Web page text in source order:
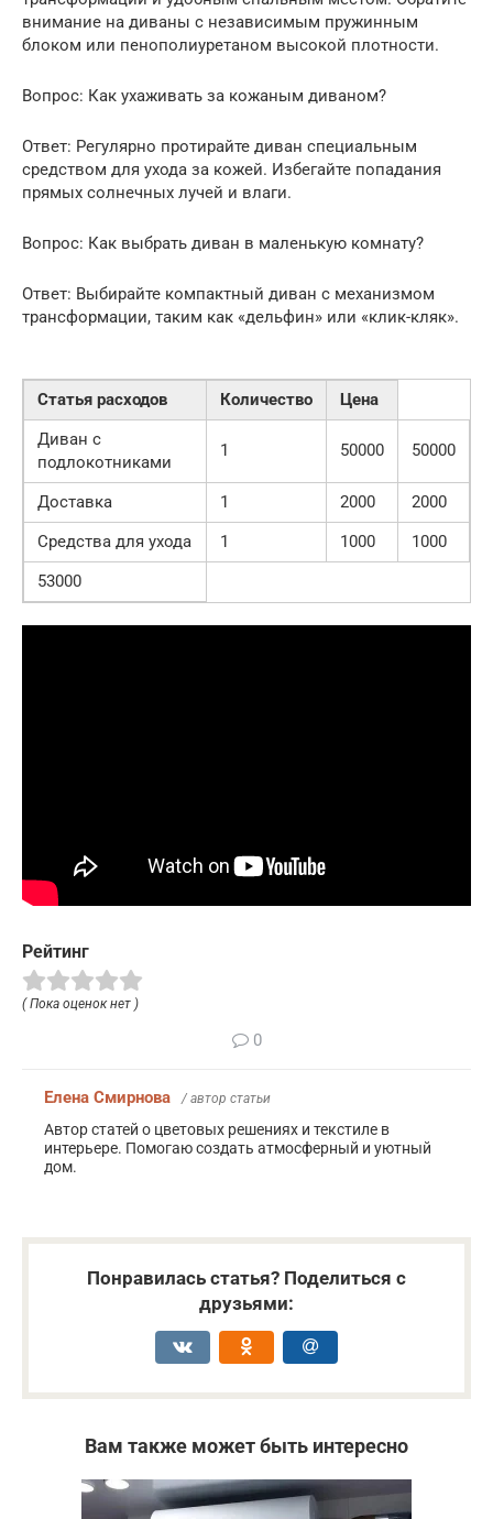
внимание на диваны с независимым пружинным
блоком или пенополиуретаном высокой плотности.
Вопрос: Как ухаживать за кожаным диваном?
Ответ: Регулярно протирайте диван специальным
средством для ухода за кожей. Избегайте попадания
прямых солнечных лучей и влаги.
Вопрос: Как выбрать диван в маленькую комнату?
Ответ: Выбирайте компактный диван с механизмом
трансформации, таким как «дельфин» или «клик-кляк».
Статья расходов Количество
Цена
Диван с
подлокотниками
1 50000 50000
Доставка 1 2000
2000
Средства для ухода
1 1000
1000
53000
Рейтинг
( Пока оценок нет )
0
Елена Смирнова / автор статьи
Автор статей о цветовых решениях и текстиле в
интерьере. Помогаю создать атмосферный и уютный
дом.
Понравилась статья? Поделиться с
друзьями:
Вам также может быть интересно